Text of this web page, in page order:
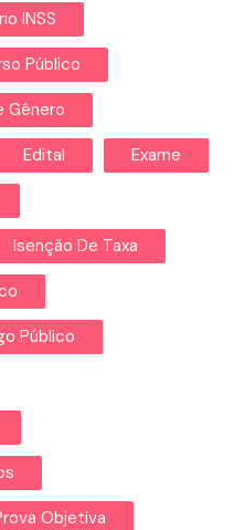
INSS
Público
Gênero
Edital Exame
Isenção De Taxa
Público
Objetiva